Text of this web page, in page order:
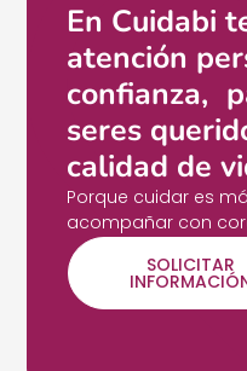
En Cuidabi
atención
confianza,
seres
calidad de
Porque cuidar es
acompañar con
SOLICITAR